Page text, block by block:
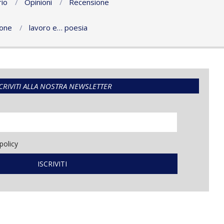
Opinioni Recensione
lavoro e… poesia
ALLA NOSTRA NEWSLETTER